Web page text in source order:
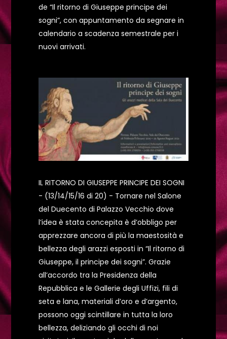
de “Il ritorno di Giuseppe principe dei
sogni”, con appuntamento da segnare in
calendario a scadenza semestrale per i
nuovi arrivati.
IL RITORNO DI GIUSEPPE PRINCIPE DEI SOGNI
- (13/14/15/16 di 20) - Tornare nel Salone
del Duecento di Palazzo Vecchio dove
l’idea è stata concepita è d’obbligo per
apprezzare ancora di più la maestosità e
bellezza degli arazzi esposti in “Il ritorno di
Giuseppe, il principe dei sogni”. Grazie
all’accordo tra la Presidenza della
Repubblica e le Gallerie degli Uffizi, fili di
seta e lana, materiali d’oro e d’argento,
possono oggi scintillare in tutta la loro
bellezza, deliziando gli occhi di noi